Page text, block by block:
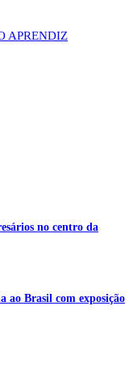
APRENDIZ
no centro da
ao Brasil com exposição